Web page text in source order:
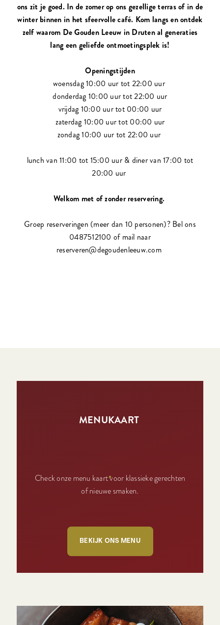
ons zit je goed. In de zomer op ons gezellige terras of in de
winter binnen in het sfeervolle café. Kom langs en ontdek
zelf waarom De Gouden Leeuw in Druten al generaties
lang een geliefde ontmoetingsplek is!
Openingstijden
woensdag 10:00 uur tot 22:00 uur
donderdag 10:00 uur tot 22:00 uur
vrijdag 10:00 uur tot 00:00 uur
zaterdag 10:00 uur tot 00:00 uur
zondag 10:00 uur tot 22:00 uur
lunch van 11:00 tot 15:00 uur & diner van 17:00 tot
20:00 uur
Welkom met of zonder reservering.
Groep reserveringen (meer dan 10 personen)? Bel ons
0487512100 of mail naar
reserveren@degoudenleeuw.com
MENUKAART
Check onze menu kaart voor klassieke gerechten
of nieuwe smaken.
BEKIJK ONS MENU